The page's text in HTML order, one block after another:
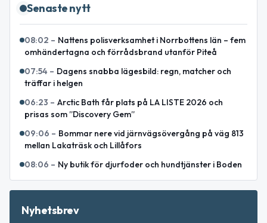
Senaste nytt
08:02 – Nattens polisverksamhet i Norrbottens län – fem
omhändertagna och förrådsbrand utanför Piteå
07:54 – Dagens snabba lägesbild: regn, matcher och
träffar i helgen
06:23 – Arctic Bath får plats på LA LISTE 2026 och
prisas som ”Discovery Gem”
09:06 – Bommar nere vid järnvägsövergång på väg 813
mellan Lakaträsk och Lillåfors
08:06 – Ny butik för djurfoder och hundtjänster i Boden
Nyhetsbrev